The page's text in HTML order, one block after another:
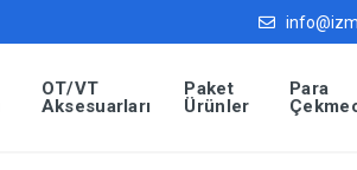
OT/VT
Aksesuarları
Paket
Ürünler
Para